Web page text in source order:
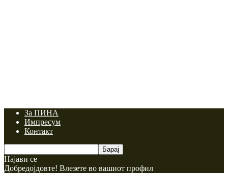
За ПИНА
Импресум
Контакт
Најави се
Добредојдовте! Влезете во вашиот профил